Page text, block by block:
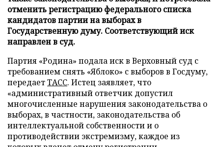
отменить регистрацию федерального списка
кандидатов партии на выборах в
Государственную думу. Соответствующий иск
направлен в суд.
Партия «Родина» подала иск в Верховный суд с
требованием снять «Яблоко» с выборов в Госдуму,
передаетТАСС. Истец заявляет, что
«административный ответчик допустил
многочисленные нарушения законодательства о
выборах, в частности, законодательства об
интеллектуальной собственности и о
противодействии экстремизму, каждое из